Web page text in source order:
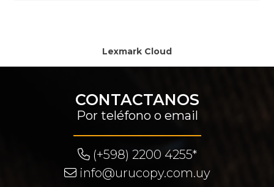
Lexmark Cloud
CONTACTANOS
Por teléfono o email
(+598) 2200 4255*
info@urucopy.com.uy